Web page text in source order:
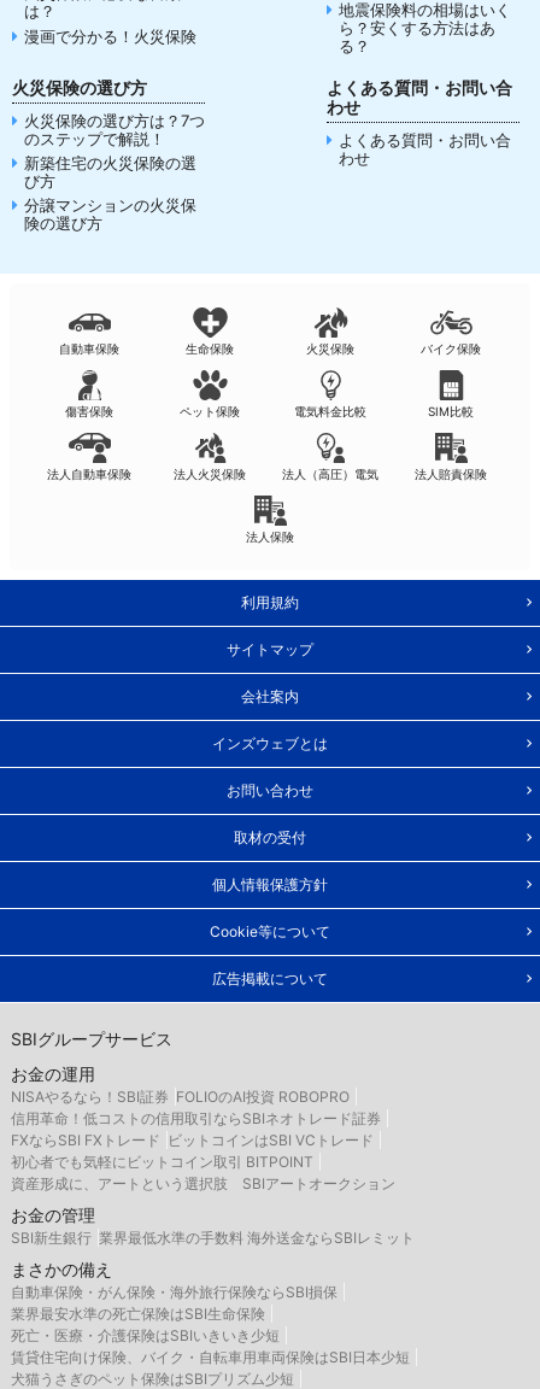
は？
漫画で分かる！火災保険
地震保険料の相場はいく
ら？安くする方法はあ
る？
火災保険の選び方
火災保険の選び方は？7つ
のステップで解説！
新築住宅の火災保険の選
び方
分譲マンションの火災保
険の選び方
よくある質問・お問い合
わせ
よくある質問・お問い合
わせ
自動車保険 生命保険 火災保険 バイク保険
傷害保険 ペット保険 電気料金比較 SIM比較
法人自動車保険 法人火災保険 法人（高圧）電気 法人賠責保険
法人保険
利用規約
サイトマップ
会社案内
インズウェブとは
お問い合わせ
取材の受付
個人情報保護方針
Cookie等について
広告掲載について
SBIグループサービス
お金の運用
NISAやるなら！SBI証券 FOLIOのAI投資 ROBOPRO
信用革命！低コストの信用取引ならSBIネオトレード証券
FXならSBI FXトレード
ビットコインはSBI VCトレード
初心者でも気軽にビットコイン取引 BITPOINT
資産形成に、アートという選択肢 SBIアートオークション
お金の管理
SBI新生銀行 業界最低水準の手数料 海外送金ならSBIレミット
まさかの備え
自動車保険・がん保険・海外旅行保険ならSBI損保
業界最安水準の死亡保険はSBI生命保険
死亡・医療・介護保険はSBIいきいき少短
賃貸住宅向け保険、バイク・自転車用車両保険はSBI日本少短
犬猫うさぎのペット保険はSBIプリズム少短